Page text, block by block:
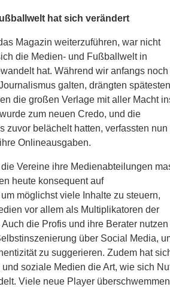
hat sich verändert
Magazin weiterzuführen, war nicht
die Medien- und Fußballwelt in
hat. Während wir anfangs
galten, drängten
die großen Verlage mit aller Macht
zum neuen Credo, und die
zuvor belächelt hatten, verfassten nun
Onlineausgaben.
Vereine ihre Medienabteilungen
heute konsequent auf
möglichst viele Inhalte zu steuern,
vor allem als Multiplikatoren der
die Profis und ihre Berater
über Social Media,
zu suggerieren. Zudem hat
soziale Medien die Art, wie sich
Viele neue Player überschwemmen